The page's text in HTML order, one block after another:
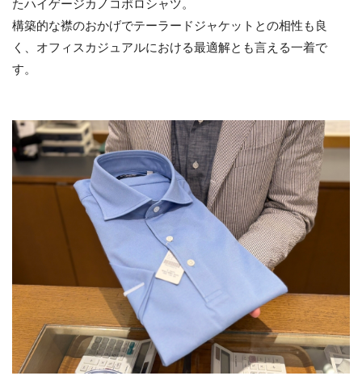
たハイゲージカノコポロシャツ。
構築的な襟のおかげでテーラードジャケットとの相性も良
く、オフィスカジュアルにおける最適解とも言える一着で
す。